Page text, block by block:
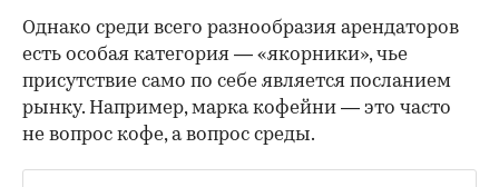
Однако среди всего разнообразия арендаторов
есть особая категория — «якорники», чье
присутствие само по себе является посланием
рынку. Например, марка кофейни — это часто
не вопрос кофе, а вопрос среды.